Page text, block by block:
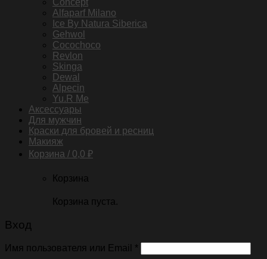
Concept
Alfaparf Milano
Ice By Natura Siberica
Gehwol
Cocochoco
Revlon
Skinga
Dewal
Alpecin
Yu.R Me
Аксессуары
Для мужчин
Краски для бровей и ресниц
Макияж
Корзина / 0,0 ₽
Корзина
Корзина пуста.
Вход
Имя пользователя или Email *